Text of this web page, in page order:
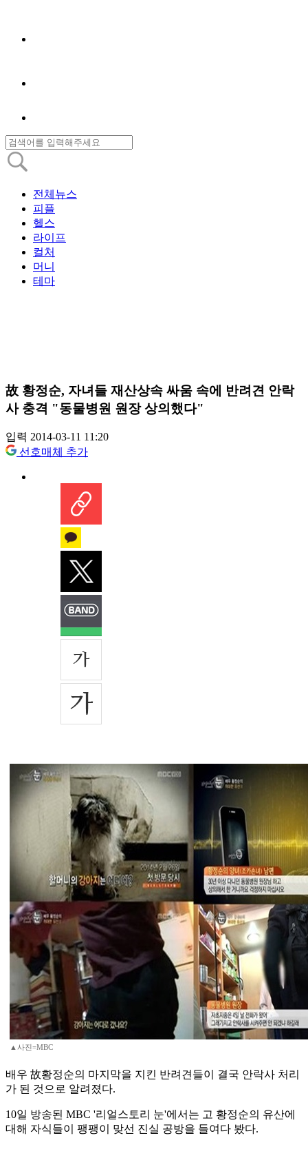
전체뉴스
피플
헬스
라이프
컬처
머니
테마
故 황정순, 자녀들 재산상속 싸움 속에 반려견 안락
사 충격 "동물병원 원장 상의했다"
입력 2014-03-11 11:20
선호매체 추가
▲사진=MBC
배우 故황정순의 마지막을 지킨 반려견들이 결국 안락사 처리
가 된 것으로 알려졌다.
10일 방송된 MBC '리얼스토리 눈'에서는 고 황정순의 유산에
대해 자식들이 팽팽이 맞선 진실 공방을 들여다 봤다.